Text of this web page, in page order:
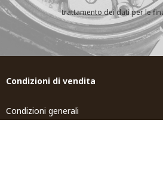
trattamento dei dati per le
Condizioni di vendita
Condizioni generali